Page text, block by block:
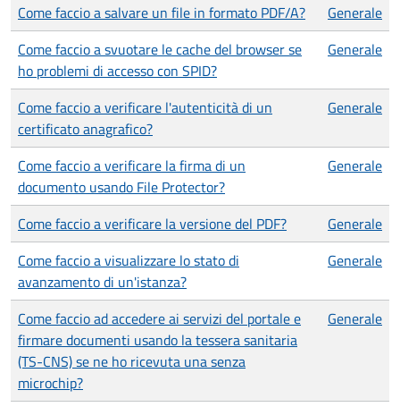
Come faccio a salvare un file in formato PDF/A?
Generale
Come faccio a svuotare le cache del browser se
ho problemi di accesso con SPID?
Generale
Come faccio a verificare l'autenticità di un
certificato anagrafico?
Generale
Come faccio a verificare la firma di un
documento usando File Protector?
Generale
Come faccio a verificare la versione del PDF?
Generale
Come faccio a visualizzare lo stato di
avanzamento di un'istanza?
Generale
Come faccio ad accedere ai servizi del portale e
firmare documenti usando la tessera sanitaria
(TS-CNS) se ne ho ricevuta una senza
microchip?
Generale